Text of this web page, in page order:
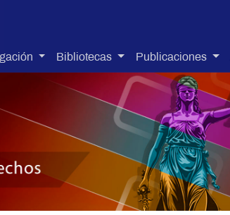
Bibliotecas Publicaciones